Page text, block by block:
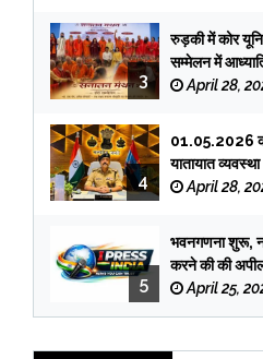
3
रुड़की में कोर
सम्मेलन में
April 28,
4
01.05.2026 को
यातायात व्यवस्था
April 28,
5
भवनगणना शुरू,
करने की की
April 25,